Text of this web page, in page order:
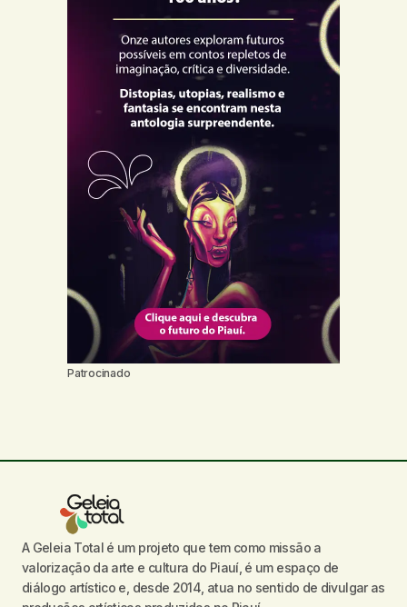
Patrocinado
A Geleia Total é um projeto que tem como missão a
valorização da arte e cultura do Piauí, é um espaço de
diálogo artístico e, desde 2014, atua no sentido de divulgar as